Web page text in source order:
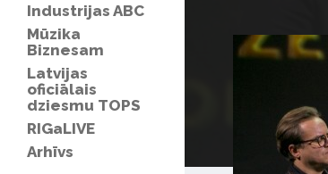
Industrijas ABC
Mūzika
Biznesam
Latvijas
oficiālais
dziesmu TOPS
RIGaLIVE
Arhīvs